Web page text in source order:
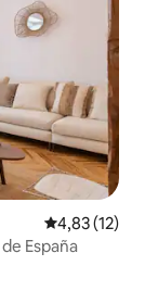
Vlerësimi
4,83 (12)
España